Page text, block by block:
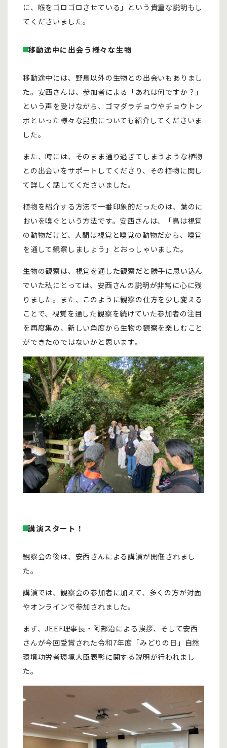
に、喉をゴロゴロさせている」という貴重な説明もし
てくださいました。
移動途中に出会う様々な生物
移動途中には、野鳥以外の生物との出会いもありまし
た。安西さんは、参加者による「あれは何ですか？」
という声を受けながら、ゴマダラチョウやチョウトン
ボといった様々な昆虫についても紹介してくださいま
した。
また、時には、そのまま通り過ぎてしまうような植物
との出会いをサポートしてくださり、その植物に関し
て詳しく話してくださいました。
植物を紹介する方法で一番印象的だったのは、葉のに
おいを嗅ぐという方法です。安西さんは、「鳥は視覚
の動物だけど、人間は視覚と嗅覚の動物だから、嗅覚
を通して観察しましょう」とおっしゃいました。
生物の観察は、視覚を通した観察だと勝手に思い込ん
でいた私にとっては、安西さんの説明が非常に心に残
りました。また、このように観察の仕方を少し変える
ことで、視覚を通した観察を続けていた参加者の注目
を再度集め、新しい角度から生物の観察を楽しむこと
ができたのではないかと思います。
講演スタート！
観察会の後は、安西さんによる講演が開催されまし
た。
講演では、観察会の参加者に加えて、多くの方が対面
やオンラインで参加されました。
まず、JEEF理事長・阿部治による挨拶、そして安西
さんが今回受賞された令和7年度「みどりの日」自然
環境功労者環境大臣表彰に関する説明が行われまし
た。